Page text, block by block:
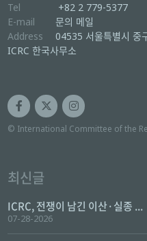
Tel
+82 2 779-5377
E-mail
문의 메일
Address
04535 서울특별시 중
ICRC 한국사무소
© International Committee of the
최신글
ICRC, 전쟁이 남긴 이산·실종 ...
07-28-2026